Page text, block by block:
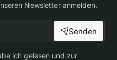
Newsletter anmelden.
Senden
ich gelesen und zur